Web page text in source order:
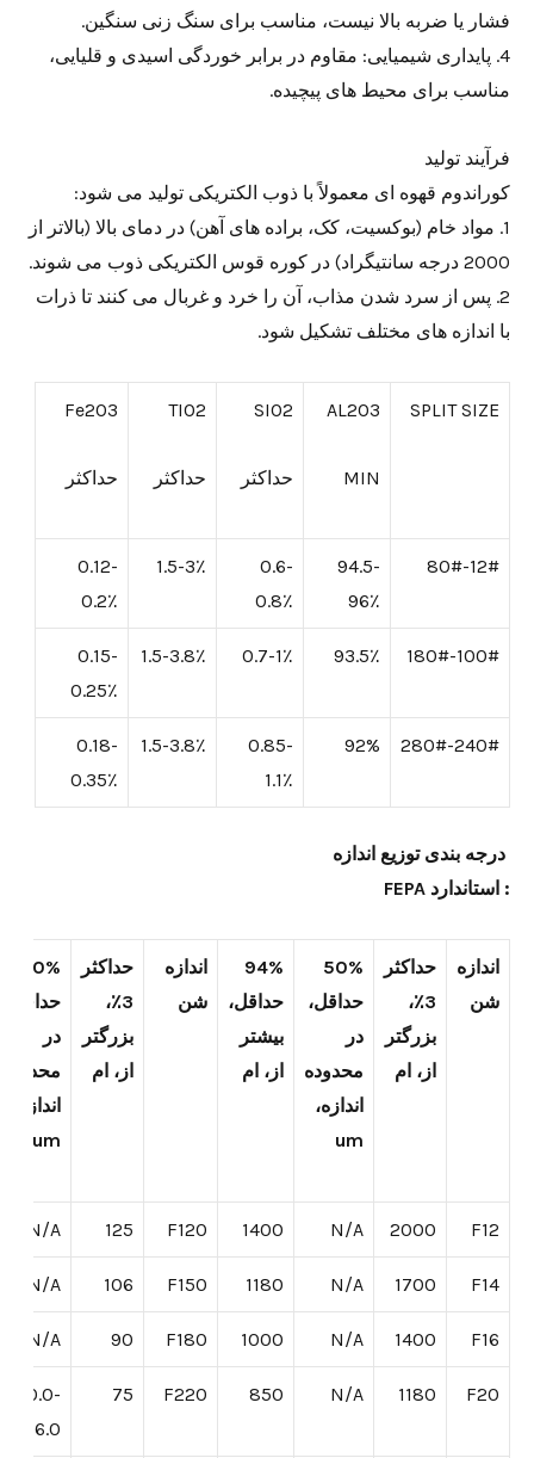
فشار یا ضربه بالا نیست، مناسب برای سنگ زنی سنگین.
4. پایداری شیمیایی: مقاوم در برابر خوردگی اسیدی و قلیایی،
مناسب برای محیط های پیچیده.
فرآیند تولید
کوراندوم قهوه ای معمولاً با ذوب الکتریکی تولید می شود:
1. مواد خام (بوکسیت، کک، براده های آهن) در دمای بالا (بالاتر از
2000 درجه سانتیگراد) در کوره قوس الکتریکی ذوب می شوند.
2. پس از سرد شدن مذاب، آن را خرد و غربال می کنند تا ذرات
با اندازه های مختلف تشکیل شود.
SPLIT SIZE
AL2O3
MIN
SIO2
حداکثر
TIO2
حداکثر
Fe2O3
حداکثر
12#-80#
94.5-
96٪
0.6-
0.8٪
1.5-3٪
0.12-
0.2٪
100#-180# 93.5٪ 0.7-1٪ 1.5-3.8٪
0.15-
0.25٪
240#-280#
92%
0.85-
1.1٪
1.5-3.8٪
0.18-
0.35٪
درجه بندی توزیع اندازه
: استاندارد FEPA
اندازه
شن
حداکثر
3٪،
بزرگتر
از، ام
50%
حداقل،
در
محدوده
اندازه،
um
94%
حداقل،
بیشتر
از، ام
اندازه
شن
حداکثر
3٪،
بزرگتر
از، ام
50%
حداقل،
در
محدوده
اندازه،
um
F12
2000
N/A
1400
F120
125
N/A
F14
1700
N/A
1180
F150
106
N/A
F16
1400
N/A
1000
F180
90
N/A
F20
1180
N/A
850
F220
75
50.0-
56.0